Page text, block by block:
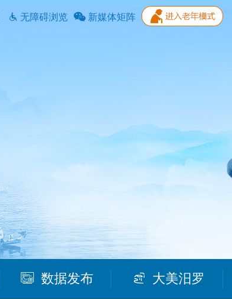
无障碍浏览 新媒体矩阵
数据发布 大美汨罗